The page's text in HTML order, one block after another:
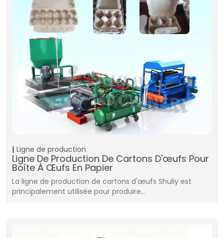
Ligne de production
Ligne De Production De Cartons D'œufs Pour
Boîte À Œufs En Papier
La ligne de production de cartons d'œufs Shuliy est
principalement utilisée pour produire…